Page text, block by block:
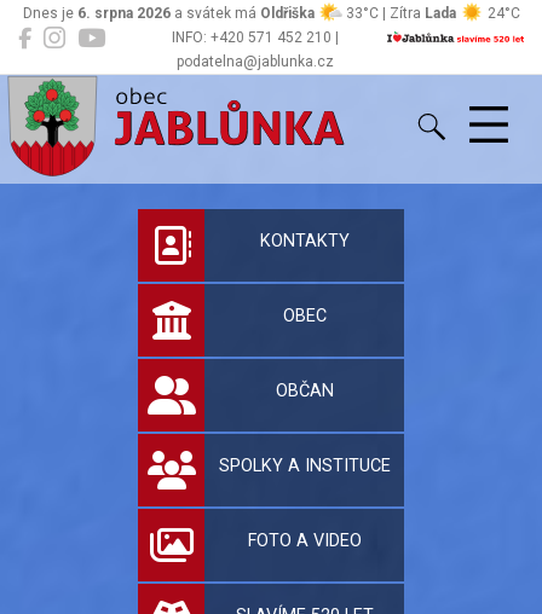
INFO: +420 571 452 210 |
podatelna@jablunka.cz
Dnes je 6. srpna 2026a svátek má Oldřiška 33°C | Zítra Lada 24°C
Jablůnka
Oficiální stránky
KONTAKTY
OBEC
OBČAN
SPOLKY A INSTITUCE
FOTO A VIDEO